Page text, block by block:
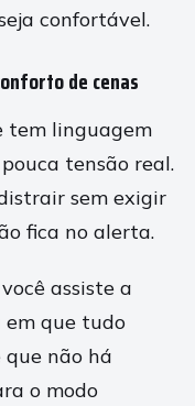
confortável.
de cenas
tem linguagem
tensão real.
sem exigir
fica no alerta.
assiste a
em que tudo
não há
o modo